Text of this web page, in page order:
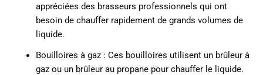
appréciées des brasseurs professionnels qui ont
besoin de chauffer rapidement de grands volumes de
liquide.
Bouilloires à gaz : Ces bouilloires utilisent un brûleur à
gaz ou un brûleur au propane pour chauffer le liquide.